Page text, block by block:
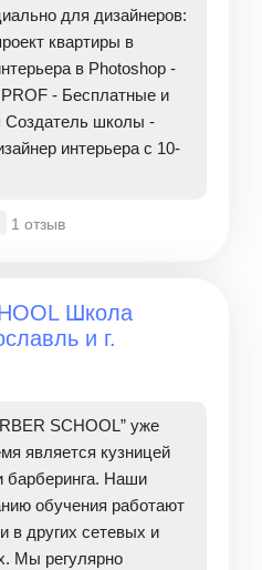
для дизайнеров:
квартиры в
в Photoshop -
- Бесплатные и
Создатель школы -
интерьера с 10-
1 отзыв
Школа
и г.
SCHOOL” уже
является кузницей
барберинга. Наши
обучения работают
в других сетевых и
Мы регулярно